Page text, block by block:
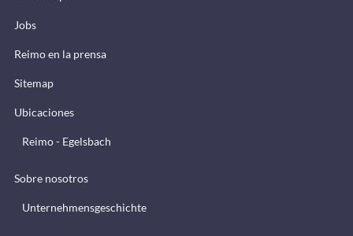
Jobs
Reimo en la prensa
Sitemap
Ubicaciones
Reimo - Egelsbach
Sobre nosotros
Unternehmensgeschichte